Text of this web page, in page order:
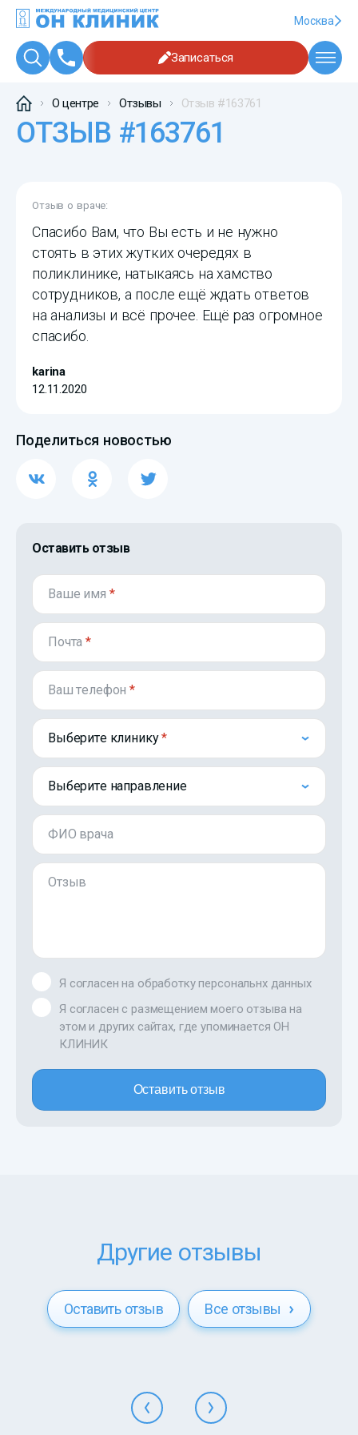
Москва
Записаться
О центре Отзывы Отзыв #163761
ОТЗЫВ #163761
Отзыв о враче:
Спасибо Вам, что Вы есть и не нужно
стоять в этих жутких очередях в
поликлинике, натыкаясь на хамство
сотрудников, а после ещё ждать ответов
на анализы и всё прочее. Ещё раз огромное
спасибо.
karina
12.11.2020
Поделиться новостью
Оставить отзыв
Ваше имя *
Почта*
Ваш телефон*
Выберите клинику
Выберите направление
ФИО врача
Отзыв
Я согласен на обработку персональнх данных
Я согласен с размещением моего отзыва на
этом и других сайтах, где упоминается ОН
КЛИНИК
Оставить отзыв
Другие отзывы
Оставить отзыв Все отзывы